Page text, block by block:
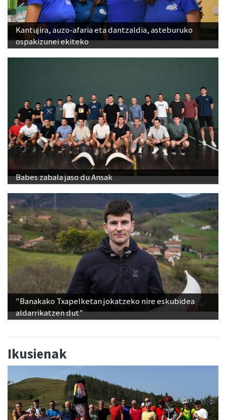
Kantujira, auzo-afaria eta dantzaldia, asteburuko
Babes zabala jaso du Ansak
"Banakako Txapelketan jokatzeko nire eskubidea
aldarrikatzen dut"
Ikusienak